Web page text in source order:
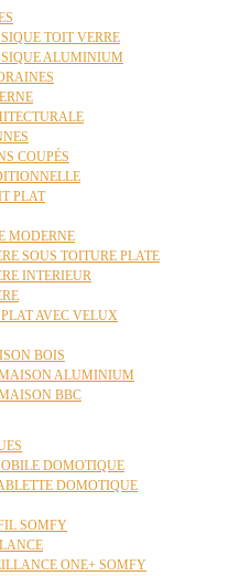
TOIT VERRE
ALUMINIUM
COUPÉS
PLAT
MODERNE
SOUS TOITURE PLATE
INTERIEUR
AVEC VELUX
BOIS
ALUMINIUM
BBC
DOMOTIQUE
DOMOTIQUE
SOMFY
ONE+ SOMFY